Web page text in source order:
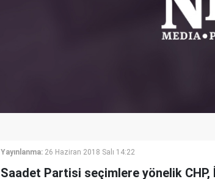
Yayınlanma: 26 Haziran 2018 Salı 14:22
Saadet Partisi seçimlere yönelik